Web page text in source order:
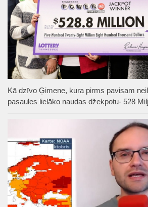
Kā dzīvo Ģimene, kura pirms pavisam
pasaules lielāko naudas džekpotu- 528